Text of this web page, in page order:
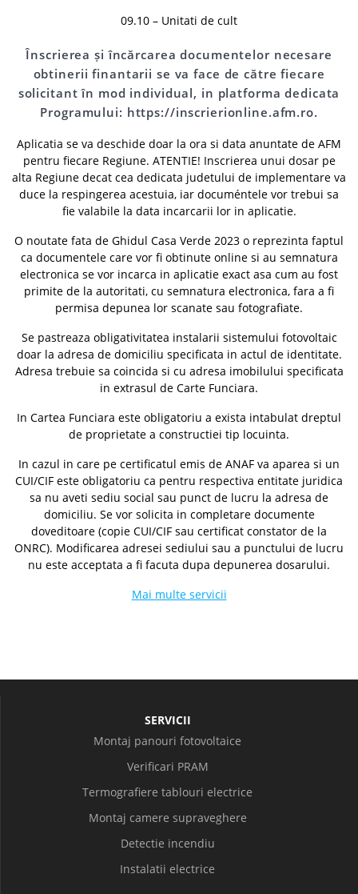
09.10 – Unitati de cult
Înscrierea și încărcarea documentelor necesare
obtinerii finantarii se va face de către fiecare
solicitant în mod individual, in platforma dedicata
Programului: https://inscrierionline.afm.ro.
Aplicatia se va deschide doar la ora si data anuntate de AFM
pentru fiecare Regiune. ATENTIE! Inscrierea unui dosar pe
alta Regiune decat cea dedicata judetului de implementare va
duce la respingerea acestuia, iar documéntele vor trebui sa
fie valabile la data incarcarii lor in aplicatie.
O noutate fata de Ghidul Casa Verde 2023 o reprezinta faptul
ca documentele care vor fi obtinute online si au semnatura
electronica se vor incarca in aplicatie exact asa cum au fost
primite de la autoritati, cu semnatura electronica, fara a fi
permisa depunea lor scanate sau fotografiate.
Se pastreaza obligativitatea instalarii sistemului fotovoltaic
doar la adresa de domiciliu specificata in actul de identitate.
Adresa trebuie sa coincida si cu adresa imobilului specificata
in extrasul de Carte Funciara.
In Cartea Funciara este obligatoriu a exista intabulat dreptul
de proprietate a constructiei tip locuinta.
In cazul in care pe certificatul emis de ANAF va aparea si un
CUI/CIF este obligatoriu ca pentru respectiva entitate juridica
sa nu aveti sediu social sau punct de lucru la adresa de
domiciliu. Se vor solicita in completare documente
doveditoare (copie CUI/CIF sau certificat constator de la
ONRC). Modificarea adresei sediului sau a punctului de lucru
nu este acceptata a fi facuta dupa depunerea dosarului.
Mai multe servicii
SERVICII
Montaj panouri fotovoltaice
Verificari PRAM
Termografiere tablouri electrice
Montaj camere supraveghere
Detectie incendiu
Instalatii electrice